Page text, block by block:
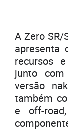
A Zero SR/
apresenta
recursos
junto
versão
também
e off-